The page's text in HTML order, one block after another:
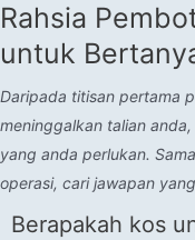
Rahsia
untuk
Daripada titisan pertama
meninggalkan talian
yang anda perlukan.
operasi, cari jawapan
Berapakah kos